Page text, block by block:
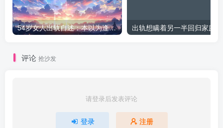
54岁女人出轨自述：本以为逢场作戏
评论 抢沙发
请登录后发表评论
登录 注册